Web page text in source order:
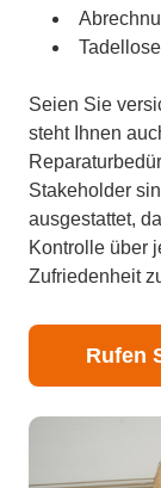
Seien Sie
steht Ihnen
Stakeholder
ausgestattet,
Kontrolle über
Zufriedenheit
Rufen